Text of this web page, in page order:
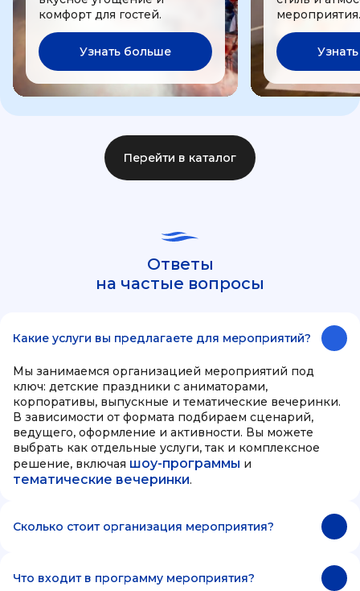
комфорт для гостей.
Узнать больше
мероприятия.
Перейти в каталог
Ответы
на частые вопросы
Какие услуги вы предлагаете для мероприятий?
Мы занимаемся организацией мероприятий под
ключ: детские праздники с аниматорами,
корпоративы, выпускные и тематические вечеринки.
В зависимости от формата подбираем сценарий,
ведущего, оформление и активности. Вы можете
выбрать как отдельные услуги, так и комплексное
решение, включая шоу-программы и
тематические вечеринки.
Сколько стоит организация мероприятия?
Что входит в программу мероприятия?